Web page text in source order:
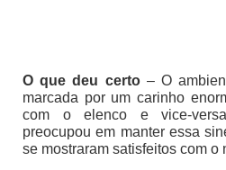
O que deu certo– O
marcada por um carinho
com o elenco e vice-
preocupou em manter essa
se mostraram satisfeitos com o